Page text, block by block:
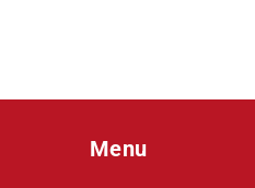
Menu